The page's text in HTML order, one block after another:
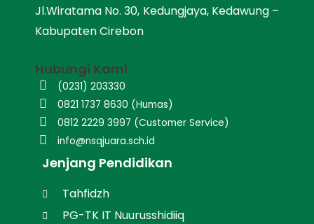
Jl.Wiratama No. 30, Kedungjaya, Kedawung –
Kabupaten Cirebon
Hubungi Kami
(0231) 203330
0821 1737 8630 (Humas)
0812 2229 3997 (Customer Service)
info@nsqjuara.sch.id
Jenjang Pendidikan
Tahfidzh
PG-TK IT Nuurusshidiiq